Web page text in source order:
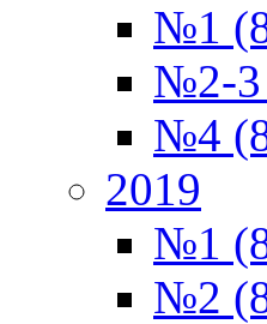
№1
№2-3
№4
2019
№1
№2